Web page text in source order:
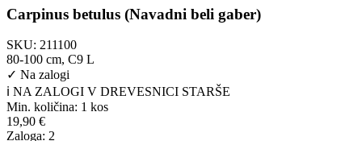
Carpinus betulus (Navadni beli gaber)
SKU: 211100
80-100 cm, C9 L
✓ Na zalogi
ℹ️ NA ZALOGI V DREVESNICI STARŠE
Min. količina: 1 kos
19,90 €
Zaloga: 2